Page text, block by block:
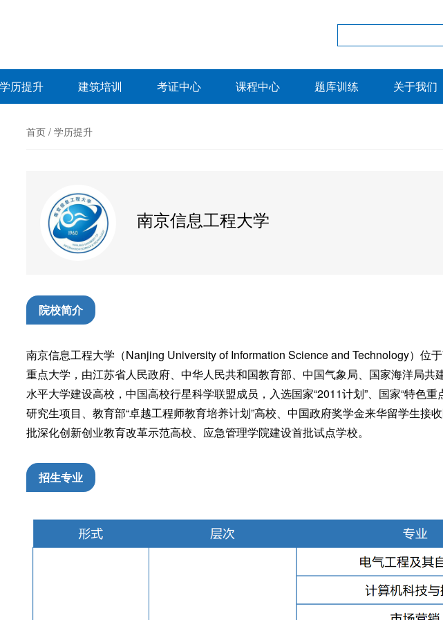
学历提升 建筑培训 考证中心 课程中心 题库训练 关于我们
首页 / 学历提升
南京信息工程大学
院校简介
南京信息工程大学（Nanjing University of Information Science and Technology）位
重点大学，由江苏省人民政府、中华人民共和国教育部、中国气象局、国家海洋局
水平大学建设高校，中国高校行星科学联盟成员，入选国家“2011计划”、国家“特色
研究生项目、教育部“卓越工程师教育培养计划”高校、中国政府奖学金来华留学生接
批深化创新创业教育改革示范高校、应急管理学院建设首批试点学校。
招生专业